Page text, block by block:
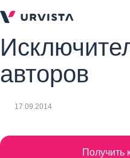
авторов
17.09.2014
Получить